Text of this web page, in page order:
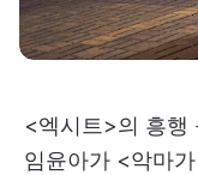
<엑시트>의 흥행
임윤아가 <악마